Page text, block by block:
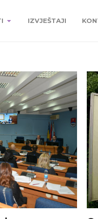
IZVJEŠTAJI